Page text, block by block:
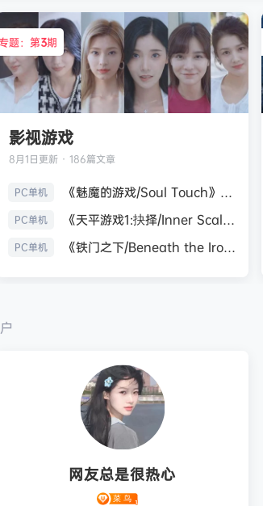
题：第3期
影视游戏
8月1日更新 · 186篇文章
PC单机 《魅魔的游戏/Soul Touch》免安装中文版
PC单机 《天平游戏1:抉择/Inner Scales 1：Choice》免安装中文版
PC单机 《铁门之下/Beneath the Iron Gate》免安装中文版
网友总是很热心